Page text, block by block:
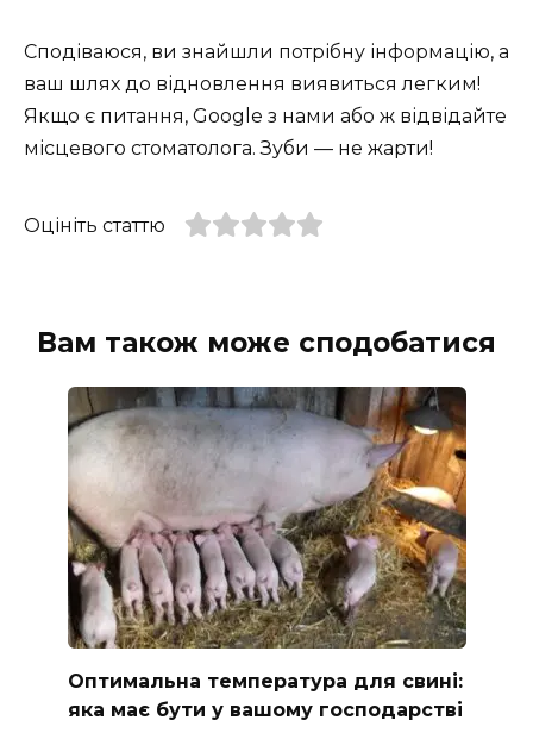
Сподіваюся, ви знайшли потрібну інформацію, а
ваш шлях до відновлення виявиться легким!
Якщо є питання, Google з нами або ж відвідайте
місцевого стоматолога. Зуби — не жарти!
Оцініть статтю
Вам також може сподобатися
Оптимальна температура для свині:
яка має бути у вашому господарстві